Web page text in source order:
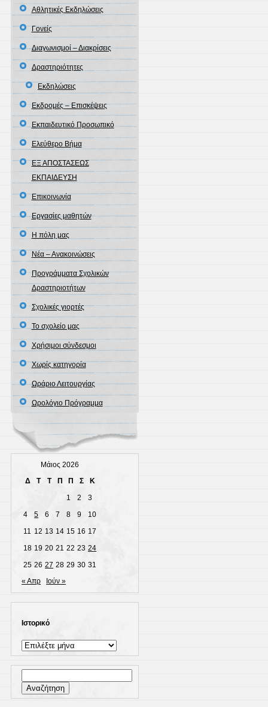
Αθλητικές Εκδηλώσεις
Γονείς
Διαγωνισμοί – Διακρίσεις
Δραστηριότητες
Εκδηλώσεις
Εκδρομές – Επισκέψεις
Εκπαιδευτικό Προσωπικό
Ελεύθερο Βήμα
ΕΞ ΑΠΟΣΤΑΣΕΩΣ
ΕΚΠΑΙΔΕΥΣΗ
Επικοινωνία
Εργασίες μαθητών
Η πόλη μας
Νέα – Ανακοινώσεις
Προγράμματα Σχολικών
Δραστηριοτήτων
Σχολικές γιορτές
Το σχολείο μας
Χρήσιμοι σύνδεσμοι
Χωρίς κατηγορία
Ωράριο Λειτουργίας
Ωρολόγιο Πρόγραμμα
Μάιος 2026
Δ
Τ Τ Π Π Σ
Κ
1
2
3
4
5 6 7 8 9
10
11 12 13 14 15 16 17
18 19 20 21 22 23 24
25 26 27 28 29 30 31
« Απρ
Ιούν »
Ιστορικό
Ιστορικό
για: